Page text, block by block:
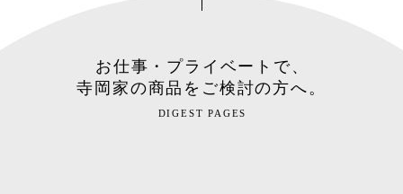
お仕事・プライベートで、
寺岡家の商品をご検討の方へ。
DIGEST PAGES